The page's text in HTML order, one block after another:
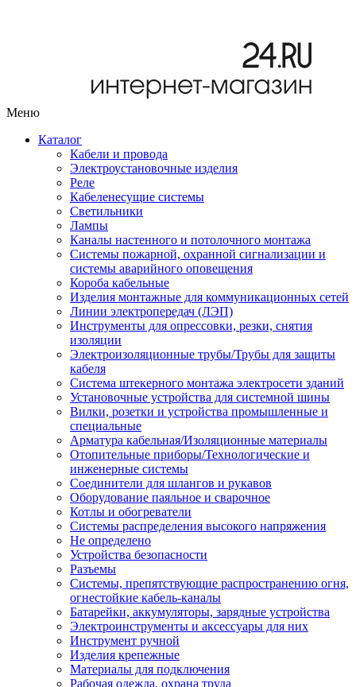
Меню
Каталог
Кабели и провода
Электроустановочные изделия
Реле
Кабеленесущие системы
Светильники
Лампы
Каналы настенного и потолочного монтажа
Системы пожарной, охранной сигнализации и
системы аварийного оповещения
Короба кабельные
Изделия монтажные для коммуникационных сетей
Линии электропередач (ЛЭП)
Инструменты для опрессовки, резки, снятия
изоляции
Электроизоляционные трубы/Трубы для защиты
кабеля
Система штекерного монтажа электросети зданий
Установочные устройства для системной шины
Вилки, розетки и устройства промышленные и
специальные
Арматура кабельная/Изоляционные материалы
Отопительные приборы/Технологические и
инженерные системы
Соединители для шлангов и рукавов
Оборудование паяльное и сварочное
Котлы и обогреватели
Системы распределения высокого напряжения
Не определено
Устройства безопасности
Разъемы
Системы, препятствующие распространению огня,
огнестойкие кабель-каналы
Батарейки, аккумуляторы, зарядные устройства
Электроинструменты и аксессуары для них
Инструмент ручной
Изделия крепежные
Материалы для подключения
Рабочая одежда, охрана труда